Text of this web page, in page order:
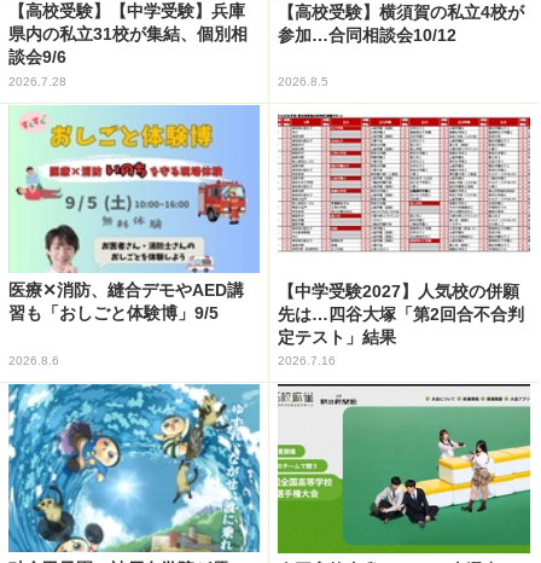
【高校受験】【中学受験】兵庫
県内の私立31校が集結、個別相
談会9/6
2026.7.28
【高校受験】横須賀の私立4校が
参加…合同相談会10/12
2026.8.5
医療✕消防、縫合デモやAED講
習も「おしごと体験博」9/5
2026.8.6
【中学受験2027】人気校の併願
先は…四谷大塚「第2回合不合判
定テスト」結果
2026.7.16